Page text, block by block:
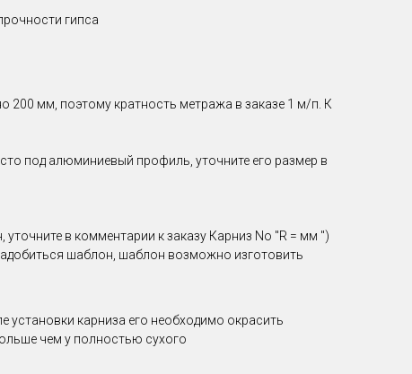
гипса
200 мм, поэтому кратность метража в заказе 1 м/п. К
под алюминиевый профиль, уточните его размер в
в комментарии к заказу Карниз No "R = мм ")
шаблон, шаблон возможно изготовить
установки карниза его необходимо окрасить
чем у полностью сухого